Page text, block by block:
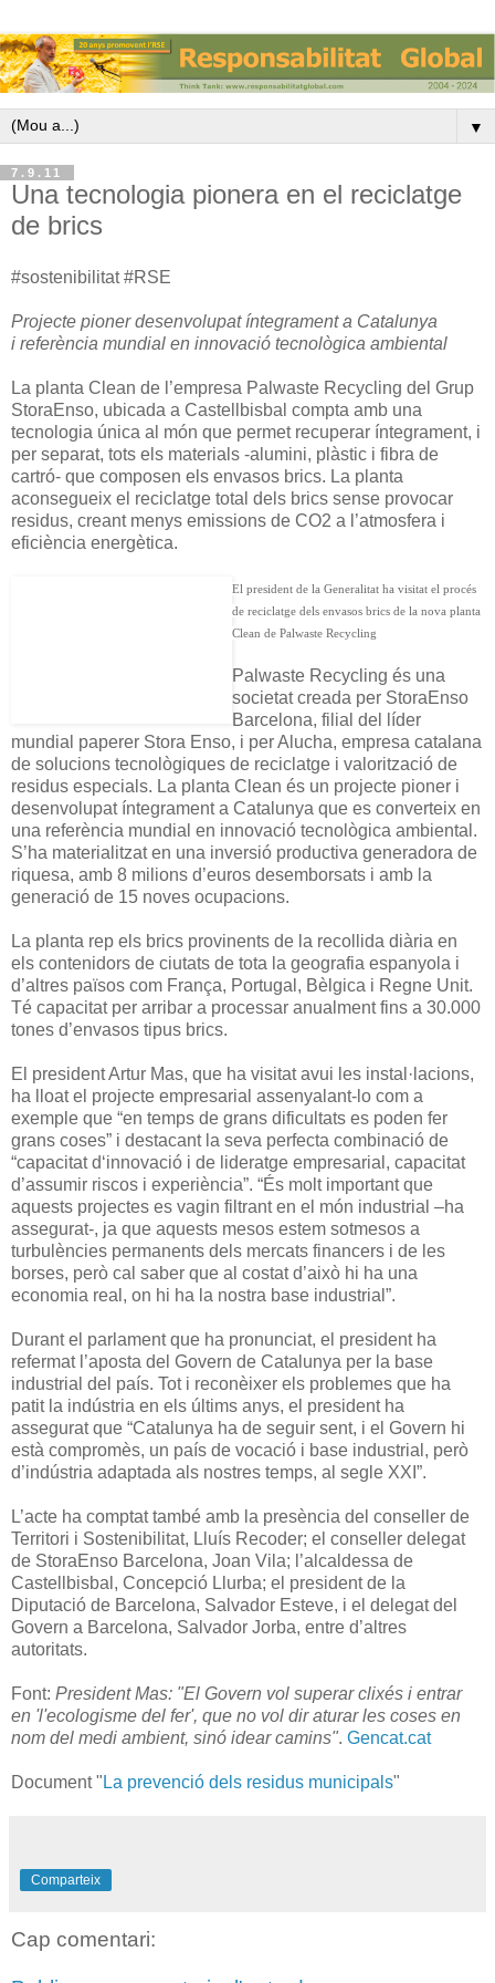
▼
7.9.11
Una tecnologia pionera en el reciclatge
de brics
#sostenibilitat #RSE
Projecte pioner desenvolupat íntegrament a Catalunya
i referència mundial en innovació tecnològica ambiental
La planta Clean de l’empresa Palwaste Recycling del Grup
StoraEnso, ubicada a Castellbisbal compta amb una
tecnologia única al món que permet recuperar íntegrament, i
per separat, tots els materials -alumini, plàstic i fibra de
cartró- que composen els envasos brics. La planta
aconsegueix el reciclatge total dels brics sense provocar
residus, creant menys emissions de CO2 a l’atmosfera i
eficiència energètica.
El president de la Generalitat ha visitat el procés
de reciclatge dels envasos brics de la nova planta
Clean de Palwaste Recycling
Palwaste Recycling és una
societat creada per StoraEnso
Barcelona, filial del líder
mundial paperer Stora Enso, i per Alucha, empresa catalana
de solucions tecnològiques de reciclatge i valorització de
residus especials. La planta Clean és un projecte pioner i
desenvolupat íntegrament a Catalunya que es converteix en
una referència mundial en innovació tecnològica ambiental.
S’ha materialitzat en una inversió productiva generadora de
riquesa, amb 8 milions d’euros desemborsats i amb la
generació de 15 noves ocupacions.
La planta rep els brics provinents de la recollida diària en
els contenidors de ciutats de tota la geografia espanyola i
d’altres països com França, Portugal, Bèlgica i Regne Unit.
Té capacitat per arribar a processar anualment fins a 30.000
tones d’envasos tipus brics.
El president Artur Mas, que ha visitat avui les instal·lacions,
ha lloat el projecte empresarial assenyalant-lo com a
exemple que “en temps de grans dificultats es poden fer
grans coses” i destacant la seva perfecta combinació de
“capacitat d‘innovació i de lideratge empresarial, capacitat
d’assumir riscos i experiència”. “És molt important que
aquests projectes es vagin filtrant en el món industrial –ha
assegurat-, ja que aquests mesos estem sotmesos a
turbulències permanents dels mercats financers i de les
borses, però cal saber que al costat d’això hi ha una
economia real, on hi ha la nostra base industrial”.
Durant el parlament que ha pronunciat, el president ha
refermat l’aposta del Govern de Catalunya per la base
industrial del país. Tot i reconèixer els problemes que ha
patit la indústria en els últims anys, el president ha
assegurat que “Catalunya ha de seguir sent, i el Govern hi
està compromès, un país de vocació i base industrial, però
d’indústria adaptada als nostres temps, al segle XXI”.
L’acte ha comptat també amb la presència del conseller de
Territori i Sostenibilitat, Lluís Recoder; el conseller delegat
de StoraEnso Barcelona, Joan Vila; l’alcaldessa de
Castellbisbal, Concepció Llurba; el president de la
Diputació de Barcelona, Salvador Esteve, i el delegat del
Govern a Barcelona, Salvador Jorba, entre d’altres
autoritats.
Font: President Mas: "El Govern vol superar clixés i entrar
en 'l'ecologisme del fer', que no vol dir aturar les coses en
nom del medi ambient, sinó idear camins". Gencat.cat
Document " La prevenció dels residus municipals"
Comparteix
Cap comentari: